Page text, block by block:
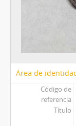
Área de
Código de
referencia
Título